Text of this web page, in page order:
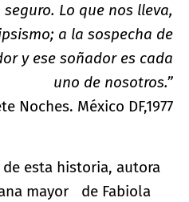
Lo que nos lleva,
a la sospecha de
y ese soñador es cada
uno de nosotros.”
Noches. México DF,1977
esta historia, autora
mayor de Fabiola